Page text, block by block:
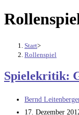
Start>
Rollenspiel
Spielekritik:
Beitrags-
Autor:
Bernd
Beitrag
17. Dezember